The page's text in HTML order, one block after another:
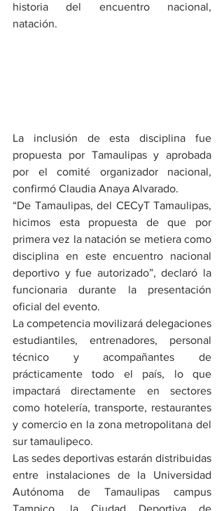
historia del encuentro nacional,
natación.
La inclusión de esta disciplina fue
propuesta por Tamaulipas y aprobada
por el comité organizador nacional,
confirmó Claudia Anaya Alvarado.
“De Tamaulipas, del CECyT Tamaulipas,
hicimos esta propuesta de que por
primera vez la natación se metiera como
disciplina en este encuentro nacional
deportivo y fue autorizado”, declaró la
funcionaria durante la presentación
oficial del evento.
La competencia movilizará delegaciones
estudiantiles, entrenadores, personal
técnico y acompañantes de
prácticamente todo el país, lo que
impactará directamente en sectores
como hotelería, transporte, restaurantes
y comercio en la zona metropolitana del
sur tamaulipeco.
Las sedes deportivas estarán distribuidas
entre instalaciones de la Universidad
Autónoma de Tamaulipas campus